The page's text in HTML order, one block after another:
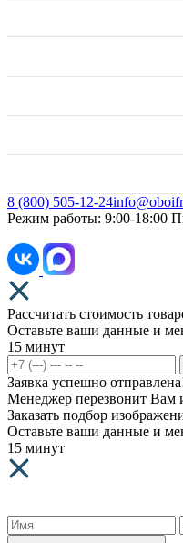
8 (800) 505-12-24
Режим работы: 9:00-18:00
Рассчитать стоимость
Оставьте ваши данные и
15 минут
Заявка успешно
Менеджер перезвонит Вам
Заказать подбор
Оставьте ваши данные и
15 минут